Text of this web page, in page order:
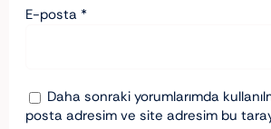
E-posta *
Daha sonraki yorumlarımda
posta adresim ve site adresim bu